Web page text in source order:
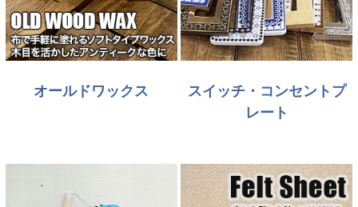
オールドワックス
スイッチ・コンセントプ
レート